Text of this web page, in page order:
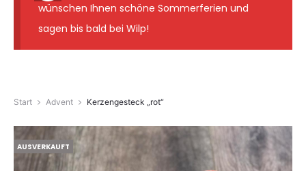
wünschen Ihnen schöne Sommerferien und
sagen bis bald bei Wilp!
Start Advent Kerzengesteck „rot“
AUSVERKAUFT